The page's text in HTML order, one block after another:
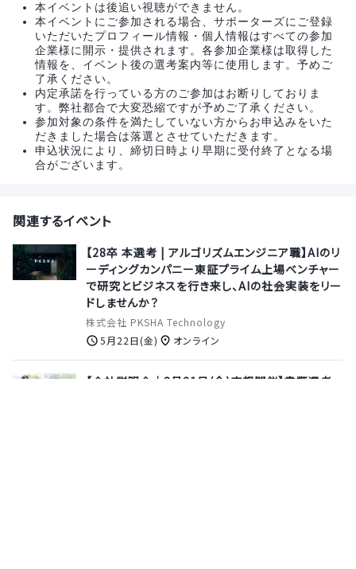
本イベントは後追い視聴ができません。
本イベントにご参加される場合、サポーターズにご登録
いただいたプロフィール情報・個人情報はすべての参加
企業様に開示・提供されます。各参加企業様は取得した
情報を、イベント後の選考案内等に使用します。予めご
了承ください。
内定承諾を行っている方のご参加はお断りしておりま
す。弊社都合で大変恐縮ですが予めご了承ください。
参加対象の条件を満たしていない方からお申込みをいた
だきました場合は落選とさせていただきます。
申込状況により、締切日時より早期に受付終了となる場
合がございます。
関連するイベント
【28卒 本選考 | アルゴリズムエンジニア職】AIのリ
ーディングカンパニー東証プライム上場ベンチャー
で研究とビジネスを行き来し、AIの社会実装をリー
ドしませんか？
株式会社 PKSHA Technology
5月22日(金)
オンライン
【会社説明会｜8月21日(金)京都開催】書類選考